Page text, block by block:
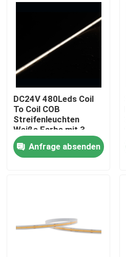
Über uns
DC24V 480Leds Coil
To Coil COB
Streifenleuchten
Weiße Farbe mit 3-
Jahres-Garantie CRI
90+ CE/ROHS
aufgeführt
Anfrage absenden